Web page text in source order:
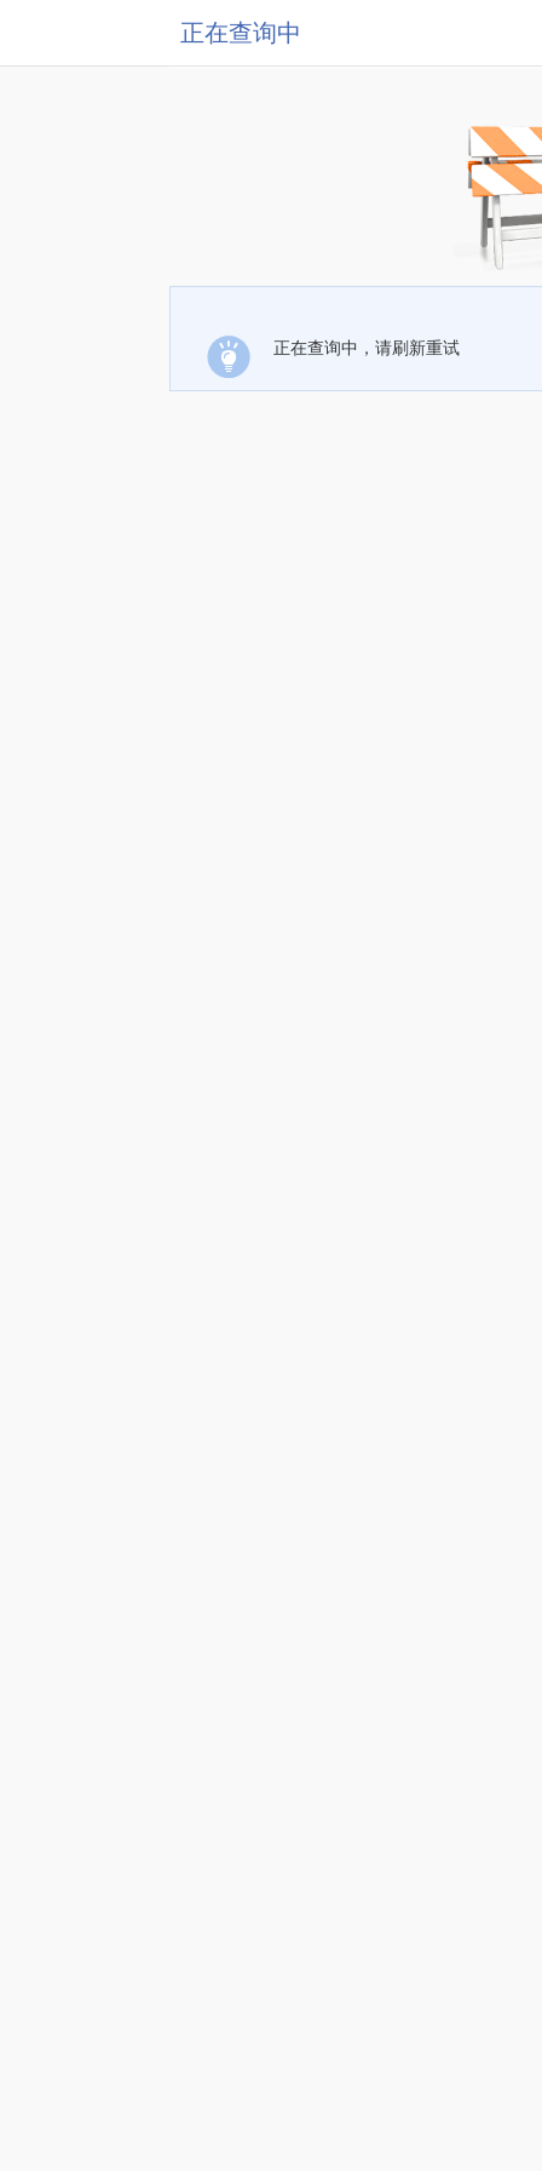
正在查询中
正在查询中，请刷新重试